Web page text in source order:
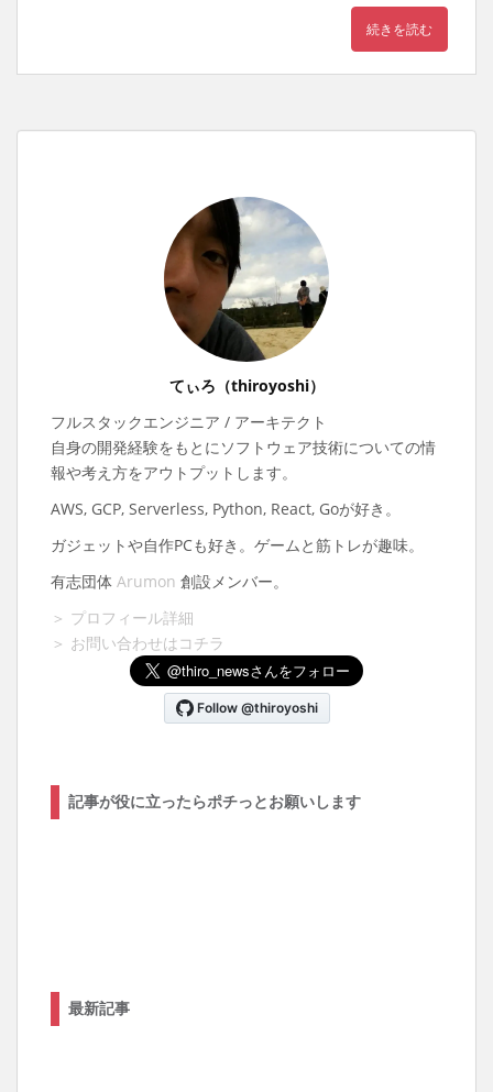
続きを読む
てぃろ（thiroyoshi）
フルスタックエンジニア / アーキテクト
自身の開発経験をもとにソフトウェア技術についての情
報や考え方をアウトプットします。
AWS, GCP, Serverless, Python, React, Goが好き。
ガジェットや自作PCも好き。ゲームと筋トレが趣味。
有志団体 Arumon 創設メンバー。
＞ プロフィール詳細
＞ お問い合わせはコチラ
記事が役に立ったらポチっとお願いします
最新記事